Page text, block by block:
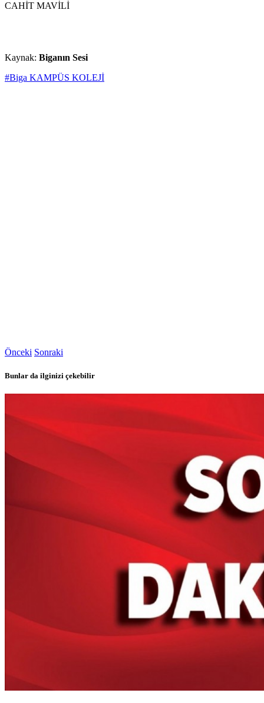
CAHİT MAVİLİ
Kaynak: Biganın Sesi
#Biga KAMPÜS KOLEJİ
Önceki Sonraki
Bunlar da ilginizi çekebilir